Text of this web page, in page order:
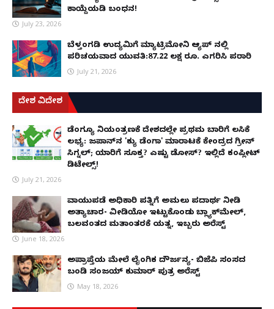
ಕಾಯ್ದೆಯಡಿ ಬಂಧನ!
July 23, 2026
ಬೆಳ್ತಂಗಡಿ ಉದ್ಯಮಿಗೆ ಮ್ಯಾಟ್ರಿಮೋನಿ ಆ್ಯಪ್ ನಲ್ಲಿ
ಪರಿಚಯವಾದ ಯುವತಿ:87.22 ಲಕ್ಷ ರೂ. ಎಗರಿಸಿ ಪರಾರಿ
July 21, 2026
ದೇಶ ವಿದೇಶ
ಡೆಂಗ್ಯೂ ನಿಯಂತ್ರಣಕ್ಕೆ ದೇಶದಲ್ಲೇ ಪ್ರಥಮ ಬಾರಿಗೆ ಲಸಿಕೆ
ಲಭ್ಯ: ಜಪಾನ್‌ನ 'ಕ್ಯು ಡೆಂಗಾ' ಮಾರಾಟಕ್ಕೆ ಕೇಂದ್ರದ ಗ್ರೀನ್
ಸಿಗ್ನಲ್; ಯಾರಿಗೆ ಸೂಕ್ತ? ಎಷ್ಟು ಡೋಸ್? ಇಲ್ಲಿದೆ ಕಂಪ್ಲೀಟ್
ಡಿಟೇಲ್ಸ್!
July 21, 2026
ವಾಯುಪಡೆ ಅಧಿಕಾರಿ ಪತ್ನಿಗೆ ಅಮಲು ಪದಾರ್ಥ ನೀಡಿ
ಅತ್ಯಾಚಾರ- ವೀಡಿಯೋ ಇಟ್ಟುಕೊಂಡು ಬ್ಲ್ಯಾಕ್‌ಮೇಲ್,
ಬಲವಂತದ ಮತಾಂತರಕ್ಕೆ ಯತ್ನ, ಇಬ್ಬರು ಅರೆಸ್ಟ್
June 18, 2026
ಅಪ್ರಾಪ್ತೆಯ ಮೇಲೆ ಲೈಂಗಿಕ ದೌರ್ಜನ್ಯ- ಬಿಜೆಪಿ ಸಂಸದ
ಬಂಡಿ ಸಂಜಯ್ ಕುಮಾರ್ ಪುತ್ರ ಅರೆಸ್ಟ್
May 18, 2026